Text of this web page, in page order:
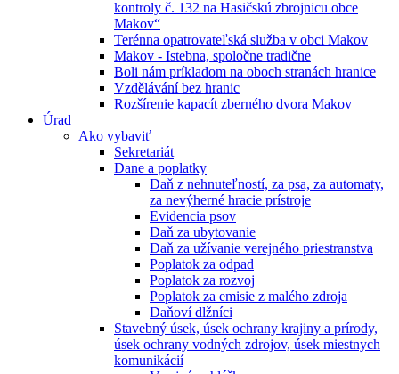
kontroly č. 132 na Hasičskú zbrojnicu obce
Makov“
Terénna opatrovateľská služba v obci Makov
Makov - Istebna, spoločne tradične
Boli nám príkladom na oboch stranách hranice
Vzdělávání bez hranic
Rozšírenie kapacít zberného dvora Makov
Úrad
Ako vybaviť
Sekretariát
Dane a poplatky
Daň z nehnuteľností, za psa, za automaty,
za nevýherné hracie prístroje
Evidencia psov
Daň za ubytovanie
Daň za užívanie verejného priestranstva
Poplatok za odpad
Poplatok za rozvoj
Poplatok za emisie z malého zdroja
Daňoví dlžníci
Stavebný úsek, úsek ochrany krajiny a prírody,
úsek ochrany vodných zdrojov, úsek miestnych
komunikácií